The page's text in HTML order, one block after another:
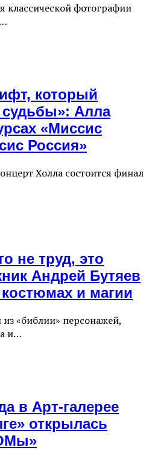
классической фотографии
который
судьбы»: Алла
«Миссис
Россия»
Холла состоится финал
не труд, это
Андрей Бутяев
и магии
«библии» персонажей,
и…
в Арт-галерее
открылась